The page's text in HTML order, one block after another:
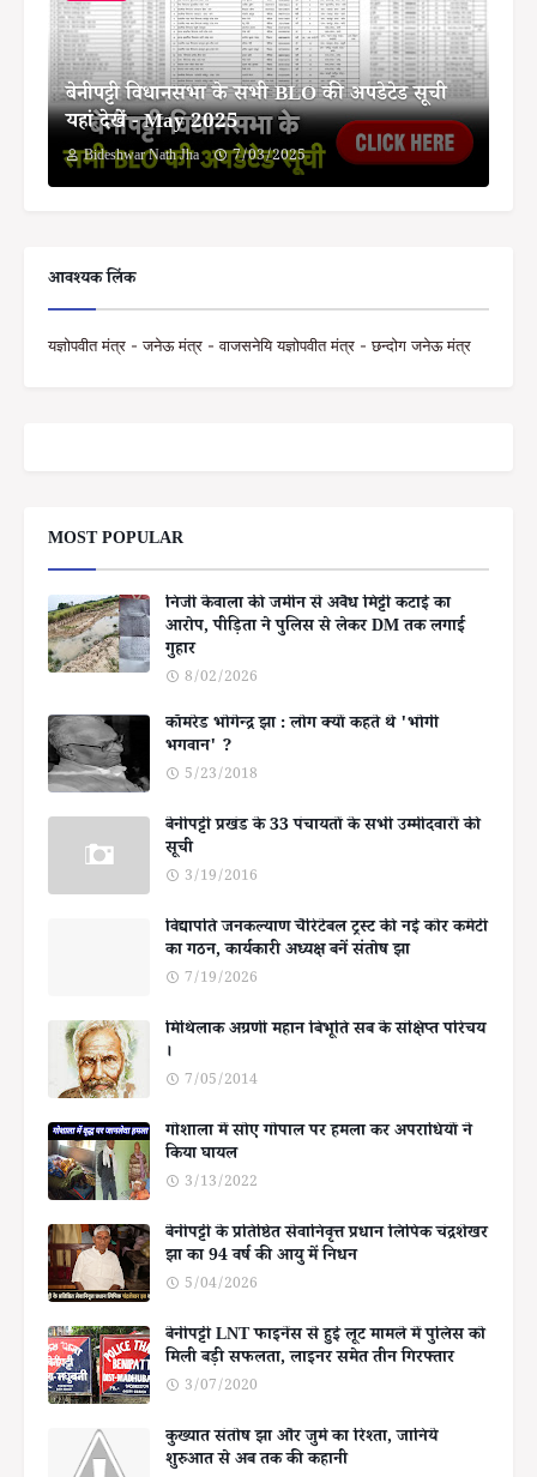
बेनीपट्टी विधानसभा के सभी BLO की अपडेटेड सूची
यहां देखें - May 2025
Bideshwar Nath Jha 7/03/2025
आवश्यक लिंक
यज्ञोपवीत मंत्र - जनेऊ मंत्र - वाजसनेयि यज्ञोपवीत मंत्र - छन्दोग जनेऊ मंत्र
MOST POPULAR
निजी केवाला की जमीन से अवैध मिट्टी कटाई का
आरोप, पीड़िता ने पुलिस से लेकर DM तक लगाई
गुहार
8/02/2026
कॉमरेड भोगेन्द्र झा : लोग क्यों कहते थे 'भोगी
भगवान' ?
5/23/2018
बेनीपट्टी प्रखंड के 33 पंचायतों के सभी उम्मीदवारों की
सूची
3/19/2016
विद्यापति जनकल्याण चैरिटेबल ट्रस्ट की नई कोर कमेटी
का गठन, कार्यकारी अध्यक्ष बनें संतोष झा
7/19/2026
मिथिलाक अग्रणी महान बिभूति सब के संक्षिप्त परिचय
।
7/05/2014
गोशाला में सोए गोपाल पर हमला कर अपराधियों ने
किया घायल
3/13/2022
बेनीपट्टी के प्रतिष्ठित सेवानिवृत्त प्रधान लिपिक चंद्रशेखर
झा का 94 वर्ष की आयु में निधन
5/04/2026
बेनीपट्टी LNT फाइनेंस से हुई लूट मामले में पुलिस को
मिली बड़ी सफलता, लाइनर समेत तीन गिरफ्तार
3/07/2020
कुख्यात संतोष झा और जुर्म का रिश्ता, जानिये
शुरुआत से अब तक की कहानी